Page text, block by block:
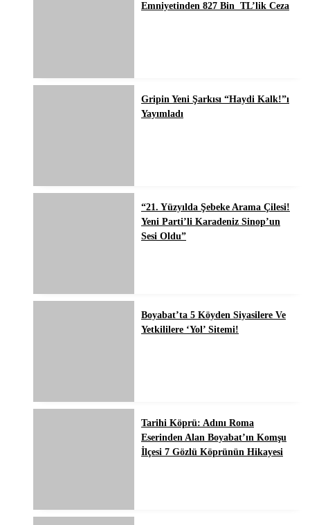
Emniyetinden 827 Bin TL’lik Ceza
Gripin Yeni Şarkısı “Haydi Kalk!”ı
Yayımladı
“21. Yüzyılda Şebeke Arama Çilesi!
Yeni Parti’li Karadeniz Sinop’un
Sesi Oldu”
Boyabat’ta 5 Köyden Siyasilere Ve
Yetkililere ‘Yol’ Sitemi!
Tarihi Köprü: Adını Roma
Eserinden Alan Boyabat’ın Komşu
İlçesi 7 Gözlü Köprünün Hikayesi